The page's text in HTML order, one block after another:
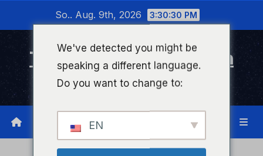
wechseln
So.. Aug. 9th, 2026 3:30:31 PM
Timeline Bad Kreuznach
Infonetzwerk für Bad Kreuznach
We've detected you might be
speaking a different language.
Do you want to change to:
EN